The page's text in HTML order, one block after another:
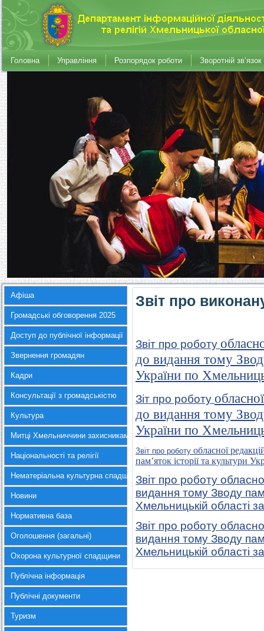
Головна Управління Розпорядок роботи Зворотній зв’язок
Афіша
Громадські обговорення 2025
Доступ до публічної інформації
Звернення громадян
Кадри
Консультації з громадськістю
Культура
Митці Хмельниччини захисникам України
Національності та релігії
Нематеріальна культурна спадщина
Новини
Нормативна база
Оголошення (загальні)
Охорона культурної спадщини
Публічна інформація
Публічні документи
Туризм
Звіт про
Звіт про роботу
до видання тому
України по
Зіт про роботу
до видання тому
України по
Звіт про роботу обласної
пам’яток історії та культури
Звіт про роботу
видання тому Зводу
Хмельницькій області
Звіт про роботу
видання тому Зводу
Хмельницькій області за